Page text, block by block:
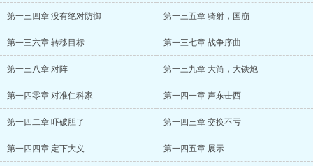
第一三四章 没有绝对防御 第一三五章 骑射，国崩
第一三六章 转移目标 第一三七章 战争序曲
第一三八章 对阵 第一三九章 大筒，大铁炮
第一四零章 对准仁科家 第一四一章 声东击西
第一四二章 吓破胆了 第一四三章 交换不亏
第一四四章 定下大义 第一四五章 展示